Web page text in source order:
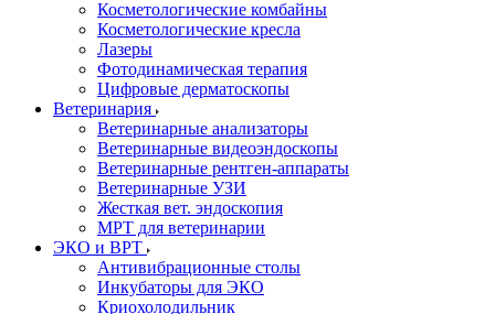
Косметологические комбайны
Косметологические кресла
Лазеры
Фотодинамическая терапия
Цифровые дерматоскопы
Ветеринария
Ветеринарные анализаторы
Ветеринарные видеоэндоскопы
Ветеринарные рентген-аппараты
Ветеринарные УЗИ
Жесткая вет. эндоскопия
МРТ для ветеринарии
ЭКО и ВРТ
Антивибрационные столы
Инкубаторы для ЭКО
Криохолодильник